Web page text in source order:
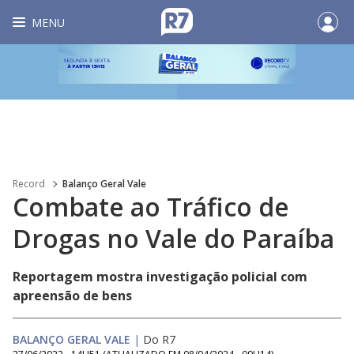
MENU
Record Balanço Geral Vale
Combate ao Tráfico de
Drogas no Vale do Paraíba
Reportagem mostra investigação policial com
apreensão de bens
BALANÇO GERAL VALE | Do R7